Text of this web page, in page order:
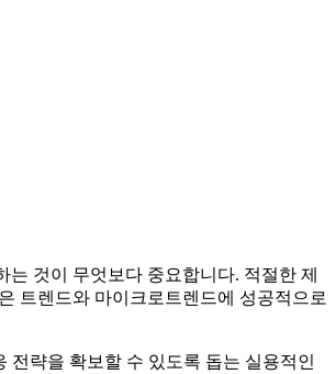
것이 무엇보다 중요합니다. 적절한 제
트렌드와 마이크로트렌드에 성공적으로
전략을 확보할 수 있도록 돕는 실용적인